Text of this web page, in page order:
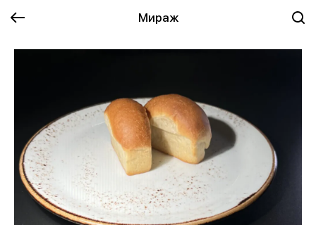
Мираж